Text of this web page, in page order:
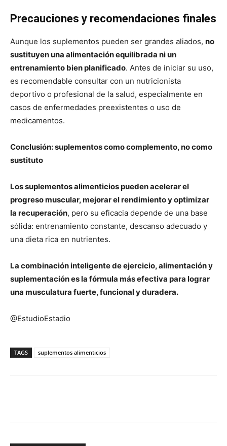
Precauciones y recomendaciones finales
Aunque los suplementos pueden ser grandes aliados, no
sustituyen una alimentación equilibrada ni un
entrenamiento bien planificado. Antes de iniciar su uso,
es recomendable consultar con un nutricionista
deportivo o profesional de la salud, especialmente en
casos de enfermedades preexistentes o uso de
medicamentos.
Conclusión: suplementos como complemento, no como
sustituto
Los suplementos alimenticios pueden acelerar el
progreso muscular, mejorar el rendimiento y optimizar
la recuperación, pero su eficacia depende de una base
sólida: entrenamiento constante, descanso adecuado y
una dieta rica en nutrientes.
La combinación inteligente de ejercicio, alimentación y
suplementación es la fórmula más efectiva para lograr
una musculatura fuerte, funcional y duradera.
@EstudioEstadio
TAGS suplementos alimenticios